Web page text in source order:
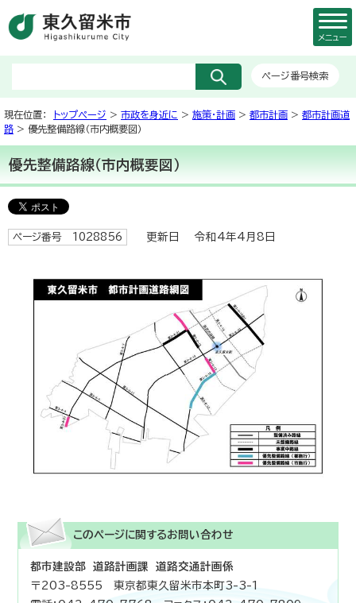
ページ番号検索
メニュー
現在位置： トップページ > 市政を身近に > 施策・計画 > 都市計画 > 都市計画道
路 > 優先整備路線（市内概要図）
優先整備路線（市内概要図）
ページ番号 1028856 更新日 令和4年4月8日
このページに関するお問い合わせ
都市建設部 道路計画課 道路交通計画係
〒203-8555 東京都東久留米市本町3-3-1